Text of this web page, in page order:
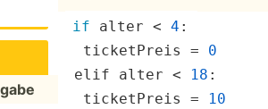
if alter < 4 :
ticket­Preis = 0
elif alter <
18 :
ticket­Preis =
10